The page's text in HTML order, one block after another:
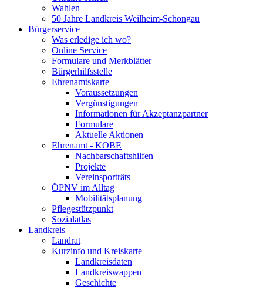
Wahlen
50 Jahre Landkreis Weilheim-Schongau
Bürgerservice
Was erledige ich wo?
Online Service
Formulare und Merkblätter
Bürgerhilfsstelle
Ehrenamtskarte
Voraussetzungen
Vergünstigungen
Informationen für Akzeptanzpartner
Formulare
Aktuelle Aktionen
Ehrenamt - KOBE
Nachbarschaftshilfen
Projekte
Vereinsporträts
ÖPNV im Alltag
Mobilitätsplanung
Pflegestützpunkt
Sozialatlas
Landkreis
Landrat
Kurzinfo und Kreiskarte
Landkreisdaten
Landkreiswappen
Geschichte